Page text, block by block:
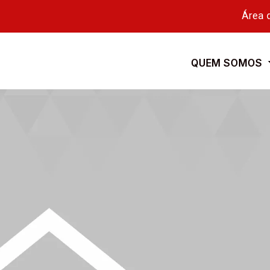
Área
QUEM SOMOS